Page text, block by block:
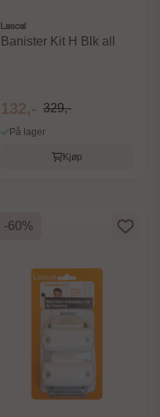
Lascal
Banister Kit H Blk all
132,- 329,-
På lager
Kjøp
-60%